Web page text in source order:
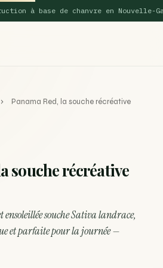
à base de chanvre en Nouvelle-
que la vaporisation du
›
Panama Red, la souche récréative
souche récréative
souche Sativa landrace,
et parfaite pour la journée —